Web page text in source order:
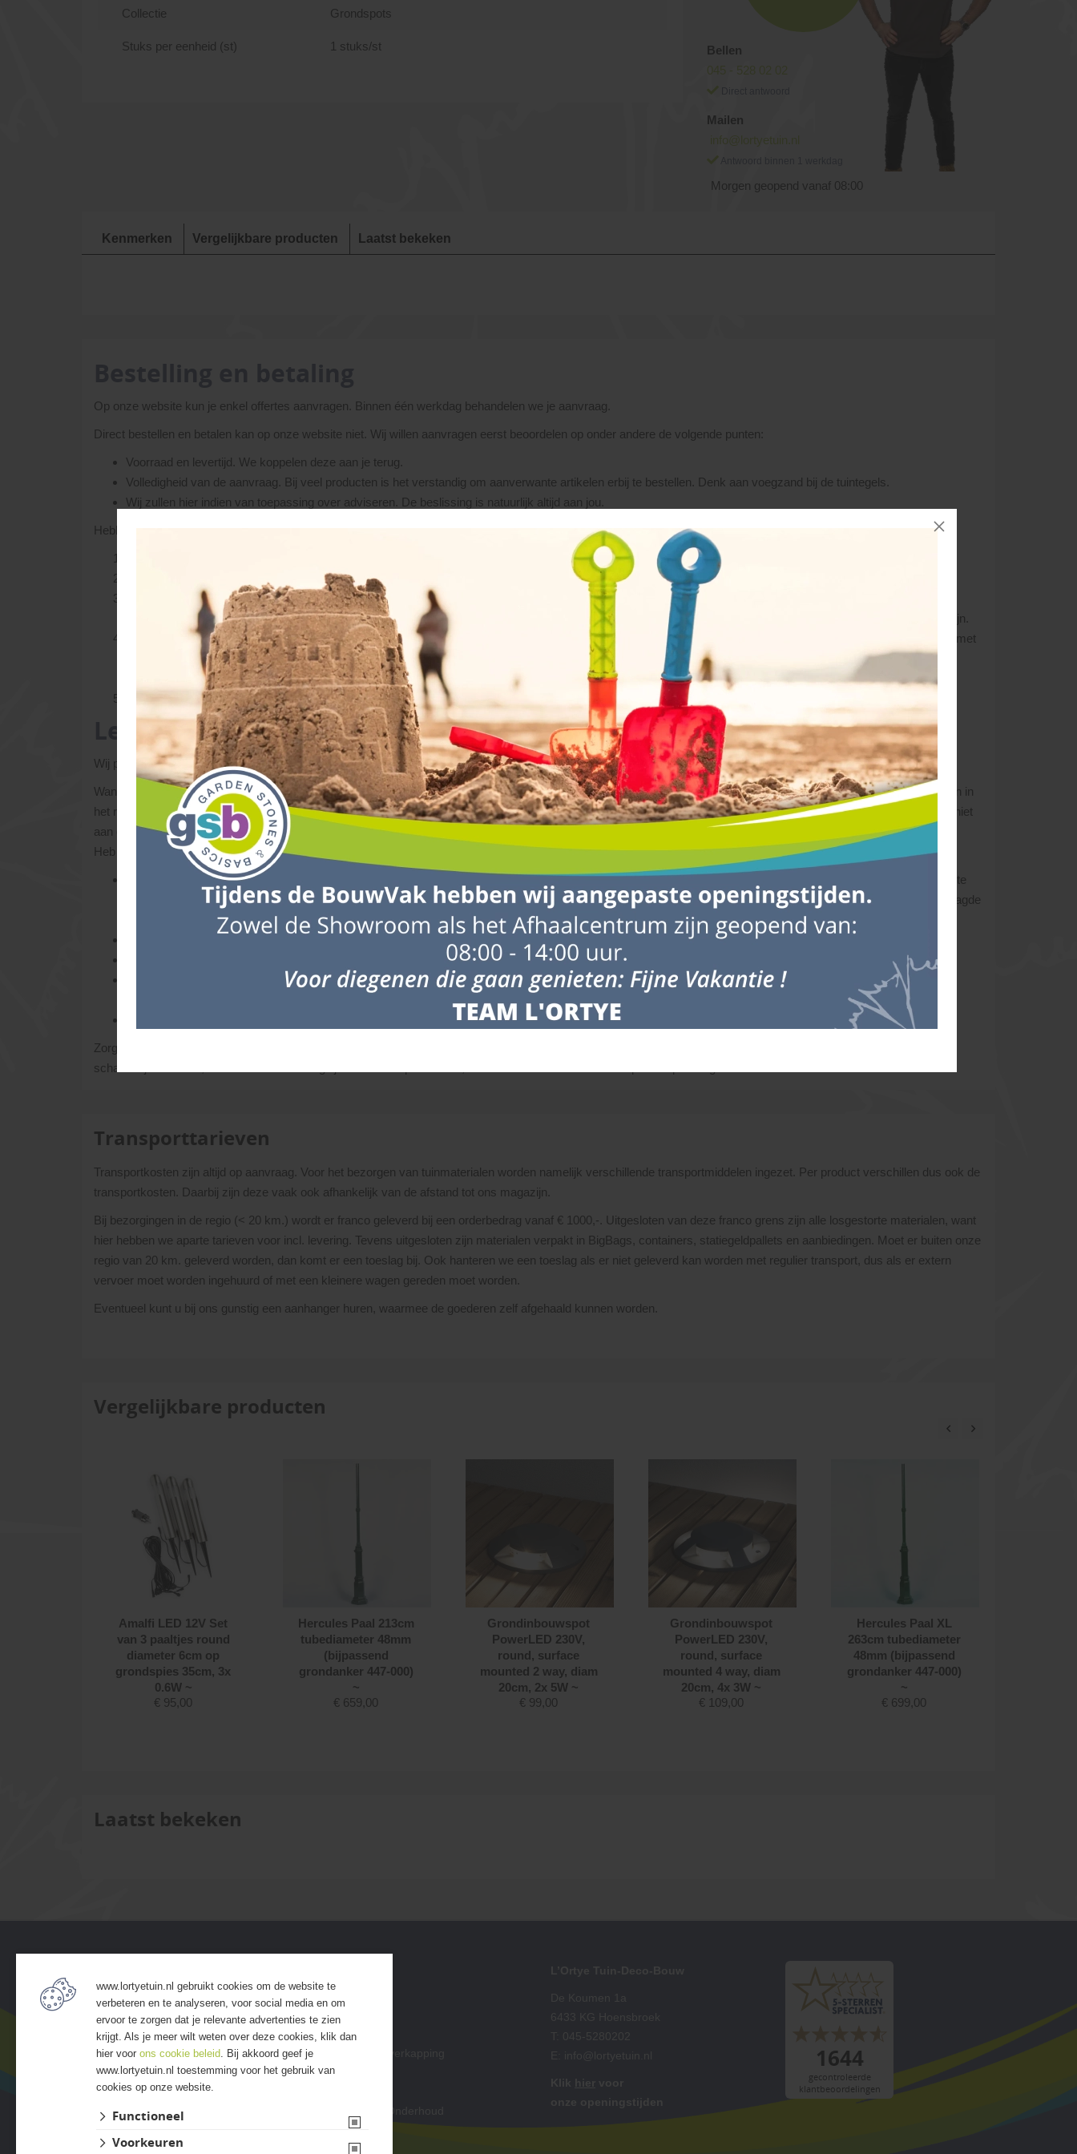
Collectie Grondspots
Stuks per eenheid (st) 1 stuks/st
Bellen
045 - 528 02 02
Mailen
info@lortyetuin.nl
Morgen geopend vanaf 08:00
Kenmerken Vergelijkbare producten Laatst bekeken
Op onze website kun je enkel offertes aanvragen. Binnen één werkdag behandelen we je aanvraag.
Direct bestellen en betalen kan op onze website niet. Wij willen aanvragen eerst beoordelen op onder andere de volgende punten:
Voorraad en levertijd. We koppelen deze aan je terug.
Volledigheid van de aanvraag. Bij veel producten is het verstandig om aanverwante artikelen erbij te bestellen. Denk aan voegzand bij de tuintegels.
Wij zullen hier indien van toepassing over adviseren. De beslissing is natuurlijk altijd aan jou.
Hebben we vragen of opmerkingen, dan nemen we contact met je op. Het orderproces verloopt dan als volgt:
Ga je akkoord, dan vragen we om een aanbetaling van 20% van het totaalbedrag.
Het restbedrag kan bij levering aan onze eigen chauffeur voldaan worden (á contant of per pin, houd hierbij rekening met uw pinlimiet). Vindt de levering plaats
middels een extern ingehuurd transportbedrijf (meestal van toepassing bij leveringen buiten onze regio) dan dient het volledige bedrag vóór levering voldaan te zijn.
Zodra de (aan)betaling door ons ontvangen is, worden alle materialen klaargezet danwel besteld. Zodra de goederen verzameld zijn wordt, in overeenstemming met
jou, een leverdatum afgesproken. Tijdstip van levering kan op voorhand niet vastgelegd worden. We verzamelen alle orders voor die dag en maken dan een zo
economisch mogelijke route.
De dag voor levering maken we de planning. U kunt aan het eind van deze dag, ca. 30 minuten voor sluitingstijd, even bellen en de geplande levertijd vernemen.
Levering
Wij proberen de aangeschafte materialen binnen 3 tot 10 werkdagen te leveren.
Wanneer er door ons een tijdsindicatie i.v.m. de levering wordt gegeven, kunnen hieraan geen rechten worden ontleend. L’Ortye behoudt zich het recht voor, wijzigingen in
het routeschema aan te brengen bij onvoorziene gebeurtenissen. Houd hiermee rekening wanneer ‘derden’ materialen voor u verwerken! Zgn. wachturen kunnen dus niet
aan ons doorberekend worden. Het is daarom handig om niet op de dag van verwerken de materialen te laten leveren maar enkele dagen van te voren.
Heb je vragen over levertijden/voorraden, neem dan gerust contact met ons op via hetcontactformulier. Bellen kan ook:045 - 528 02 02.
De materialen die je besteld hebt, lossen we naast de vrachtwagen. Uiteraard probeert de chauffeur de materialen zo dicht mogelijk bij de gewenste losplaats af te
leveren. Uitgangspunt hierbij is, dat de chauffeur steeds schade aan (eigendom van) derden probeert te voorkomen. De chauffeur bepaalt ter plekke of de gevraagde
losplaats bereikbaar is.
Laat de pakketten op een vlakke ondergrond plaatsen en stapel ze niet op elkaar.
Controleer de producten bij aankomst op eventuele onvolkomenheden. Neem bij twijfel direct contact met ons op. Bij onvolkomenheden aan het product geldt
Als klant ben je verantwoordelijk voor de toegankelijkheid van de loslocatie.
Klik hier voor meer informatie
Zorg dat de materialen geruime tijd van tevoren worden geleverd, zodat je kunt controleren op eventuele transportschades en die tijdig kunt melden. Mocht er namelijk
schade zijn ontstaan, dan hebben we nu nog tijd om e.e.a. op te lossen, zodat de verwerker niet vastloopt in de planning.
Transporttarieven
Transportkosten zijn altijd op aanvraag. Voor het bezorgen van tuinmaterialen worden namelijk verschillende transportmiddelen ingezet. Per product verschillen dus ook de
transportkosten. Daarbij zijn deze vaak ook afhankelijk van de afstand tot ons magazijn.
Bij bezorgingen in de regio (< 20 km.) wordt er franco geleverd bij een orderbedrag vanaf € 1000,-. Uitgesloten van deze franco grens zijn alle losgestorte materialen, want
hier hebben we aparte tarieven voor incl. levering. Tevens uitgesloten zijn materialen verpakt in BigBags, containers, statiegeldpallets en aanbiedingen. Moet er buiten onze
regio van 20 km. geleverd worden, dan komt er een toeslag bij. Ook hanteren we een toeslag als er niet geleverd kan worden met regulier transport, dus als er extern
vervoer moet worden ingehuurd of met een kleinere wagen gereden moet worden.
Eventueel kunt u bij ons gunstig een aanhanger huren, waarmee de goederen zelf afgehaald kunnen worden.
Vergelijkbare producten
Amalfi LED 12V Set
van 3 paaltjes round
diameter 6cm op
grondspies 35cm, 3x
0.6W ~
€ 95,00
Hercules Paal 213cm
tubediameter 48mm
(bijpassend
grondanker 447-000)
~
€ 659,00
Grondinbouwspot
PowerLED 230V,
round, surface
mounted 2 way, diam
20cm, 2x 5W ~
€ 99,00
Grondinbouwspot
PowerLED 230V,
round, surface
mounted 4 way, diam
20cm, 4x 3W ~
€ 109,00
Hercules Paal XL
263cm tubediameter
48mm (bijpassend
grondanker 447-000)
~
€ 699,00
Laatst bekeken
• Algemene voorwaarden
• Klantenservice
• Privacyverklaring
• Over GSB
• Andere GSB-vestigingen
• Grind & Split
• Tuinhout
• Verlichting
www.lortyetuin.nl gebruikt cookies om de website te
verbeteren en te analyseren, voor social media en om
ervoor te zorgen dat je relevante advertenties te zien
krijgt. Als je meer wilt weten over deze cookies, klik dan
hier voor ons cookie beleid. Bij akkoord geef je
www.lortyetuin.nl toestemming voor het gebruik van
cookies op onze website.
Functioneel
Voorkeuren